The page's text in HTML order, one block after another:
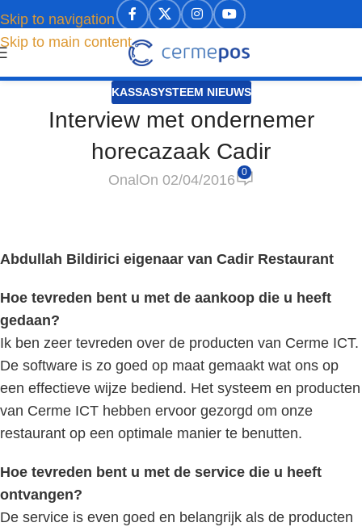
Skip to navigation
Skip to main content
KASSASYSTEEM NIEUWS
Interview met ondernemer
horecazaak Cadir
OnalOn 02/04/2016 0
Abdullah Bildirici eigenaar van Cadir Restaurant
Hoe tevreden bent u met de aankoop die u heeft
gedaan?
Ik ben zeer tevreden over de producten van Cerme ICT.
De software is zo goed op maat gemaakt wat ons op
een effectieve wijze bediend. Het systeem en producten
van Cerme ICT hebben ervoor gezorgd om onze
restaurant op een optimale manier te benutten.
Hoe tevreden bent u met de service die u heeft
ontvangen?
De service is even goed en belangrijk als de producten